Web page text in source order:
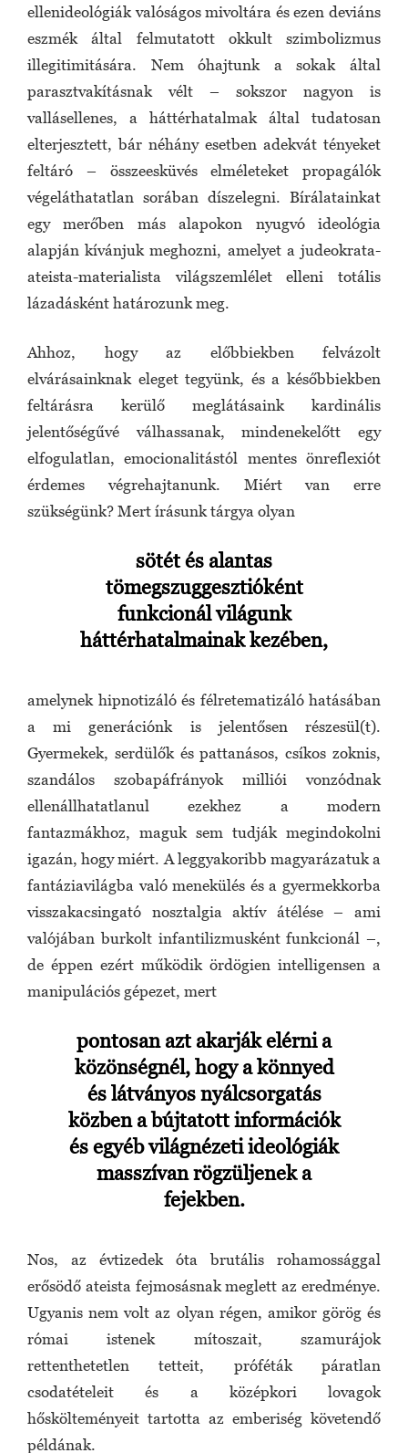
ellenideológiák valóságos mivoltára és ezen deviáns
eszmék által felmutatott okkult szimbolizmus
illegitimitására. Nem óhajtunk a sokak által
parasztvakításnak vélt – sokszor nagyon is
vallásellenes, a háttérhatalmak által tudatosan
elterjesztett, bár néhány esetben adekvát tényeket
feltáró – összeesküvés elméleteket propagálók
végeláthatatlan sorában díszelegni. Bírálatainkat
egy merőben más alapokon nyugvó ideológia
alapján kívánjuk meghozni, amelyet a judeokrata-
ateista-materialista világszemlélet elleni totális
lázadásként határozunk meg.
Ahhoz, hogy az előbbiekben felvázolt
elvárásainknak eleget tegyünk, és a későbbiekben
feltárásra kerülő meglátásaink kardinális
jelentőségűvé válhassanak, mindenekelőtt egy
elfogulatlan, emocionalitástól mentes önreflexiót
érdemes végrehajtanunk. Miért van erre
szükségünk? Mert írásunk tárgya olyan
sötét és alantas
tömegszuggesztióként
funkcionál világunk
háttérhatalmainak kezében,
amelynek hipnotizáló és félretematizáló hatásában
a mi generációnk is jelentősen részesül(t).
Gyermekek, serdülők és pattanásos, csíkos zoknis,
szandálos szobapáfrányok milliói vonzódnak
ellenállhatatlanul ezekhez a modern
fantazmákhoz, maguk sem tudják megindokolni
igazán, hogy miért. A leggyakoribb magyarázatuk a
fantáziavilágba való menekülés és a gyermekkorba
visszakacsingató nosztalgia aktív átélése – ami
valójában burkolt infantilizmusként funkcionál –,
de éppen ezért működik ördögien intelligensen a
manipulációs gépezet, mert
pontosan azt akarják elérni a
közönségnél, hogy a könnyed
és látványos nyálcsorgatás
közben a bújtatott információk
és egyéb világnézeti ideológiák
masszívan rögzüljenek a
fejekben.
Nos, az évtizedek óta brutális rohamossággal
erősödő ateista fejmosásnak meglett az eredménye.
Ugyanis nem volt az olyan régen, amikor görög és
római istenek mítoszait, szamurájok
rettenthetetlen tetteit, próféták páratlan
csodatételeit és a középkori lovagok
hőskölteményeit tartotta az emberiség követendő
példának.